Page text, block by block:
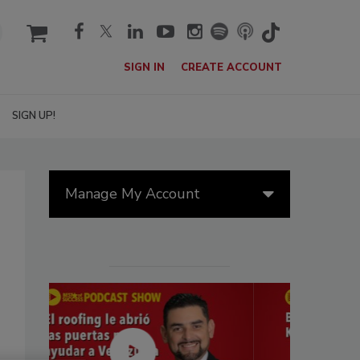
cart
SIGN IN CREATE ACCOUNT
SIGN UP!
Manage My Account